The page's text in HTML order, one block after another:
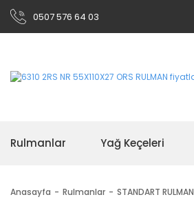
0507 576 64 03
Rulmanlar Yağ Keçeleri
Anasayfa Rulmanlar STANDART RULMAN